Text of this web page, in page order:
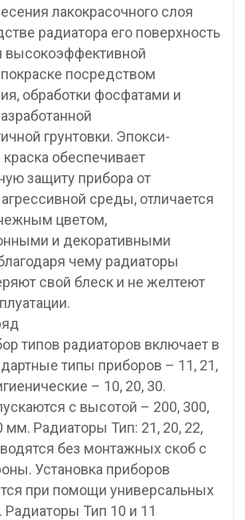
лакокрасочного слоя
радиатора его поверхность
высокоэффективной
посредством
обработки фосфатами и
грунтовки. Эпокси-
обеспечивает
защиту прибора от
среды, отличается
цветом,
и декоративными
чему радиаторы
свой блеск и не желтеют
типов радиаторов включает в
типы приборов – 11, 21,
– 10, 20, 30.
с высотой – 200, 300,
мм. Радиаторы Тип: 21, 20, 22,
без монтажных скоб с
Установка приборов
при помощи универсальных
Радиаторы Тип 10 и 11